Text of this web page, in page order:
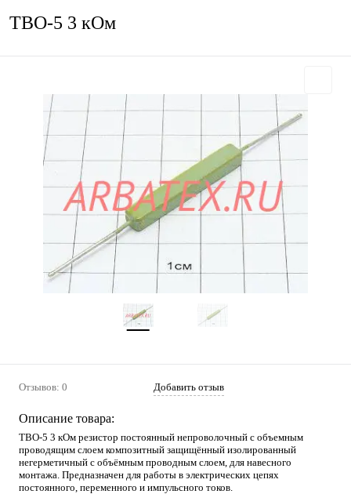
ТВО-5 3 кОм
Отзывов: 0 Добавить отзыв
Описание товара:
ТВО-5 3 кОм резистор постоянный непроволочный с объемным
проводящим слоем композитный защищённый изолированный
негерметичный с объёмным проводным слоем, для навесного
монтажа. Предназначен для работы в электрических цепях
постоянного, переменного и импульсного токов.